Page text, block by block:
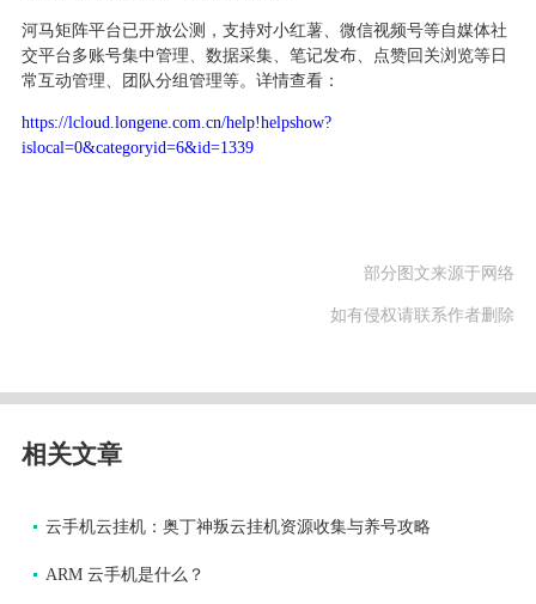
河马矩阵平台已开放公测，支持对小红薯、微信视频号等自媒体社
交平台多账号集中管理、数据采集、笔记发布、点赞回关浏览等日
常互动管理、团队分组管理等。详情查看：
https://lcloud.longene.com.cn/help!helpshow?
islocal=0&categoryid=6&id=1339
部分图文来源于网络
如有侵权请联系作者删除
相关文章
云手机云挂机：奥丁神叛云挂机资源收集与养号攻略
ARM 云手机是什么？